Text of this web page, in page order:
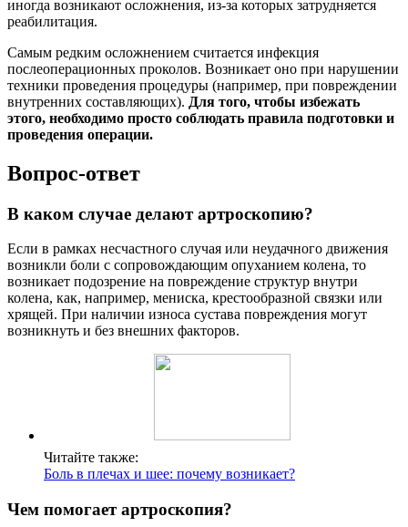
иногда возникают осложнения, из-за которых затрудняется
реабилитация.
Самым редким осложнением считается инфекция
послеоперационных проколов. Возникает оно при нарушении
техники проведения процедуры (например, при повреждении
внутренних составляющих). Для того, чтобы избежать
этого, необходимо просто соблюдать правила подготовки и
проведения операции.
Вопрос-ответ
В каком случае делают артроскопию?
Если в рамках несчастного случая или неудачного движения
возникли боли с сопровождающим опуханием колена, то
возникает подозрение на повреждение структур внутри
колена, как, например, мениска, крестообразной связки или
хрящей. При наличии износа сустава повреждения могут
возникнуть и без внешних факторов.
Читайте также:
Боль в плечах и шее: почему возникает?
Чем помогает артроскопия?